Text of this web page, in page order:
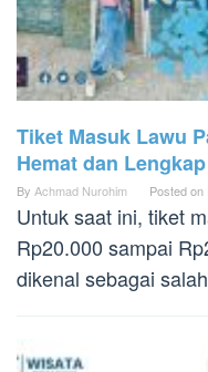
Tiket Masuk Lawu
Hemat dan Lengkap
By Achmad Nurohim Posted on
Untuk saat ini, tiket
Rp20.000 sampai
dikenal sebagai